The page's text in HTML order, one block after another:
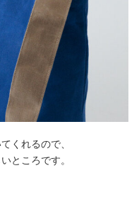
くれるので、
ところです。